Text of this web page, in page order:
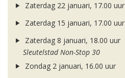
Zaterdag 22 januari, 17.00 uur
Zaterdag 15 januari, 17.00 uur
Zaterdag 8 januari, 18.00 uur
Sleutelstad Non-Stop 30
Zondag 2 januari, 16.00 uur